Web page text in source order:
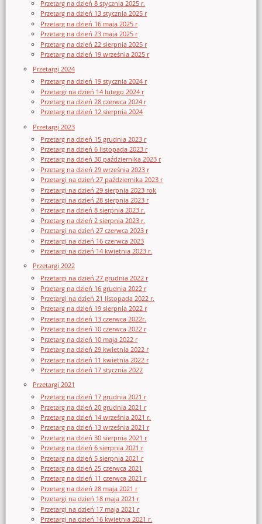
Przetarg na dzień 8 stycznia 2025 r.
Przetarg na dzień 13 stycznia 2025 r
Przetarg na dzień 16 maja 2025 r
Przetarg na dzień 23 maja 2025 r
Przetarg na dzień 22 sierpnia 2025 r
Przetarg na dzień 19 września 2025 r
Przetargi 2024
Przetarg na dzień 19 stycznia 2024 r
Przetargi na dzień 14 lutego 2024 r
Przetarg na dzień 28 czerwca 2024 r
Przetarg na dzień 12 sierpnia 2024
Przetargi 2023
Przetarg na dzień 15 grudnia 2023 r
Przetarg na dzień 6 listopada 2023 r
Przetarg na dzień 30 października 2023 r
Przetarg na dzień 29 września 2023 r
Przetargi na dzień 27 października 2023 r
Przetargi na dzień 29 sierpnia 2023 rok
Przetargi na dzień 28 sierpnia 2023 r
Przetarg na dzień 8 sierpnia 2023 r.
Przetarg na dzień 2 sierpnia 2023 r.
Przetargi na dzień 27 czerwca 2023 r
Przetargi na dzień 16 czerwca 2023
Przetargi na dzień 14 kwietnia 2023 r.
Przetargi 2022
Przetargi na dzień 27 grudnia 2022 r
Przetarg na dzień 16 grudnia 2022 r
Przetargi na dzień 21 listopada 2022 r.
Przetarg na dzień 19 sierpnia 2022 r
Przetarg na dzień 13 czerwca 2022r.
Przetarg na dzień 10 czerwca 2022 r
Przetarg na dzień 10 maja 2022 r
Przetarg na dzień 29 kwietnia 2022 r
Przetarg na dzień 11 kwietnia 2022 r
Przetarg na dzień 17 stycznia 2022
Przetargi 2021
Przetarg na dzień 17 grudnia 2021 r
Przetarg na dzień 20 grudnia 2021 r
Przetarg na dzień 14 września 2021 r.
Przetarg na dzień 13 września 2021 r
Przetarg na dzień 30 sierpnia 2021 r
Przetarg na dzień 6 sierpnia 2021 r
Przetarg na dzień 5 sierpnia 2021 r
Przetarg na dzień 25 czerwca 2021
Przetarg na dzień 11 czerwca 2021 r
Przetarg na dzień 28 maja 2021 r
Przetargi na dzień 18 maja 2021 r
Przetargi na dzień 17 maja 2021 r
Przetargi na dzień 16 kwietnia 2021 r.